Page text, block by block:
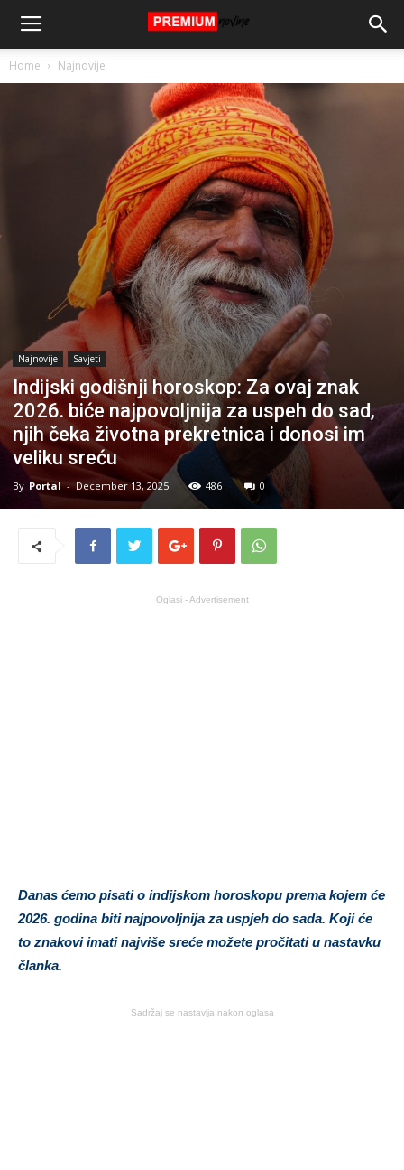
Home Najnovije
Najnovije Savjeti
Indijski godišnji horoskop: Za ovaj znak
2026. biće najpovoljnija za uspeh do sad,
njih čeka životna prekretnica i donosi im
veliku sreću
By Portal - December 13, 2025 486 0
Oglasi - Advertisement
Danas ćemo pisati o indijskom horoskopu prema kojem će
2026. godina biti najpovoljnija za uspjeh do sada. Koji će
to znakovi imati najviše sreće možete pročitati u nastavku
članka.
Sadržaj se nastavlja nakon oglasa